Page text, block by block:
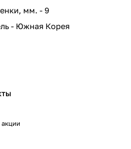
мм. - 9
- Южная Корея
акции